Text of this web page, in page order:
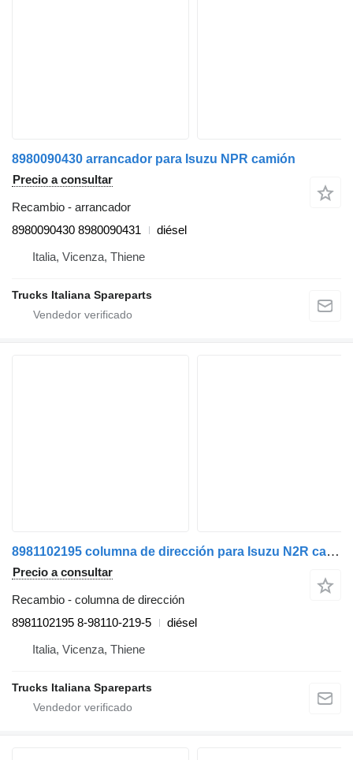
8980090430 arrancador para Isuzu NPR camión
Precio a consultar
Recambio - arrancador
8980090430 8980090431
diésel
Italia, Vicenza, Thiene
Trucks Italiana Spareparts
8981102195 columna de dirección para Isuzu N2R camión
Precio a consultar
Recambio - columna de dirección
8981102195 8-98110-219-5
diésel
Italia, Vicenza, Thiene
Trucks Italiana Spareparts